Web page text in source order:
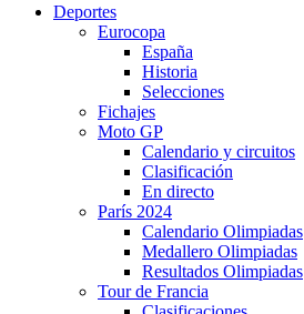
Deportes
Eurocopa
España
Historia
Selecciones
Fichajes
Moto GP
Calendario y circuitos
Clasificación
En directo
París 2024
Calendario Olimpiadas
Medallero Olimpiadas
Resultados Olimpiadas
Tour de Francia